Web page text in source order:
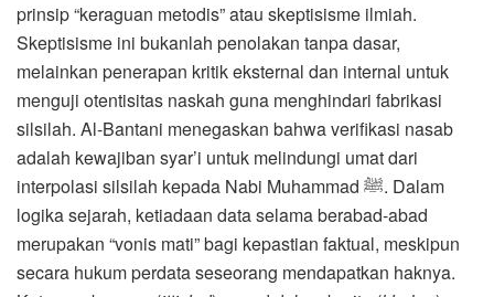
prinsip “keraguan metodis” atau skeptisisme ilmiah.
Skeptisisme ini bukanlah penolakan tanpa dasar,
melainkan penerapan kritik eksternal dan internal untuk
menguji otentisitas naskah guna menghindari fabrikasi
silsilah. Al-Bantani menegaskan bahwa verifikasi nasab
adalah kewajiban syar’i untuk melindungi umat dari
interpolasi silsilah kepada Nabi Muhammad ﷺ. Dalam
logika sejarah, ketiadaan data selama berabad-abad
merupakan “vonis mati” bagi kepastian faktual, meskipun
secara hukum perdata seseorang mendapatkan haknya.